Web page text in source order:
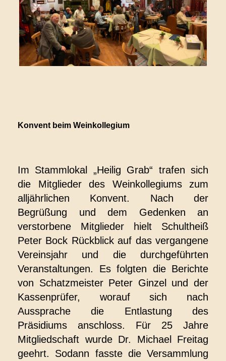
Konvent beim Weinkollegium
Im Stammlokal „Heilig Grab“ trafen sich
die Mitglieder des Weinkollegiums zum
alljährlichen Konvent. Nach der
Begrüßung und dem Gedenken an
verstorbene Mitglieder hielt Schultheiß
Peter Bock Rückblick auf das vergangene
Vereinsjahr und die durchgeführten
Veranstaltungen. Es folgten die Berichte
von Schatzmeister Peter Ginzel und der
Kassenprüfer, worauf sich nach
Aussprache die Entlastung des
Präsidiums anschloss. Für 25 Jahre
Mitgliedschaft wurde Dr. Michael Freitag
geehrt. Sodann fasste die Versammlung